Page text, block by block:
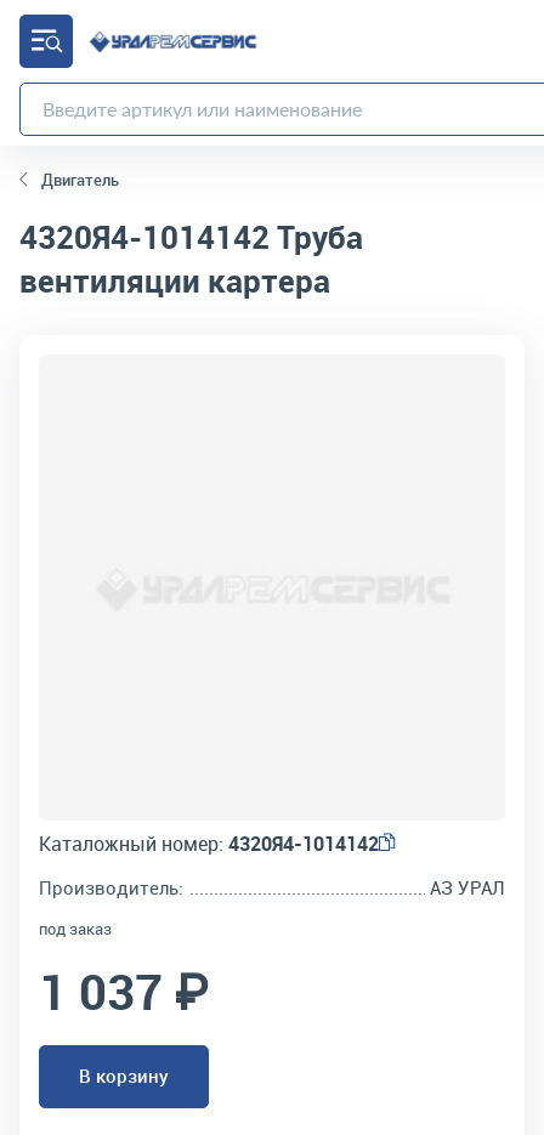
Двигатель
4320Я4-1014142Труба
вентиляции картера
Каталожный номер: 4320Я4-1014142
Производитель: АЗ УРАЛ
под заказ
1 037 ₽
В корзину